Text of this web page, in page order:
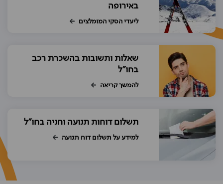
באירופה
ליעדי הסקי המומלצים
שאלות ותשובות בהשכרת רכב
בחו"ל
להמשך קריאה
תשלום דוחות תנועה וחניה בחו"ל
למידע על תשלום דוח תנועה